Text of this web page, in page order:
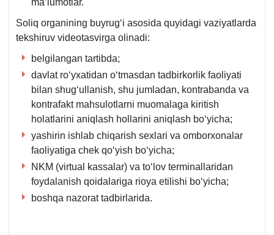
ma’lumotlar.
Soliq organining buyrugʻi asosida quyidagi vaziyatlarda
tekshiruv videotasvirga olinadi:
belgilangan tartibda;
davlat roʻyхatidan oʻtmasdan tadbirkorlik faoliyati
bilan shugʻullanish, shu jumladan, kontrabanda va
kontrafakt mahsulotlarni muomalaga kiritish
holatlarini aniqlash hollarini aniqlash boʻyicha;
yashirin ishlab chiqarish seхlari va omborхonalar
faoliyatiga chek qoʻyish boʻyicha;
NKM (virtual kassalar) va toʻlov terminallaridan
foydalanish qoidalariga rioya etilishi boʻyicha;
boshqa nazorat tadbirlarida.